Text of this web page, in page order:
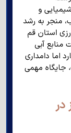
و
منجر به رشد
استان قم
منابع آبی
اما دامداری
جایگاه مهمی
در